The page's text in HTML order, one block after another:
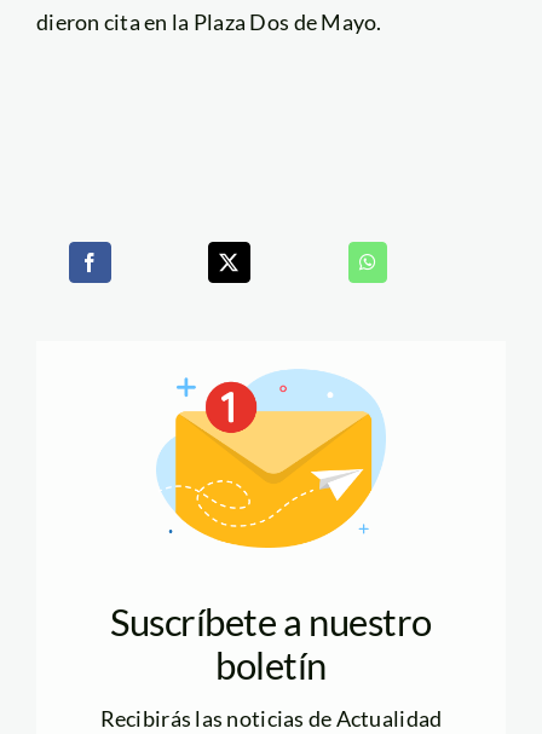
dieron cita en la Plaza Dos de Mayo.
Suscríbete a nuestro
boletín
Recibirás las noticias de Actualidad